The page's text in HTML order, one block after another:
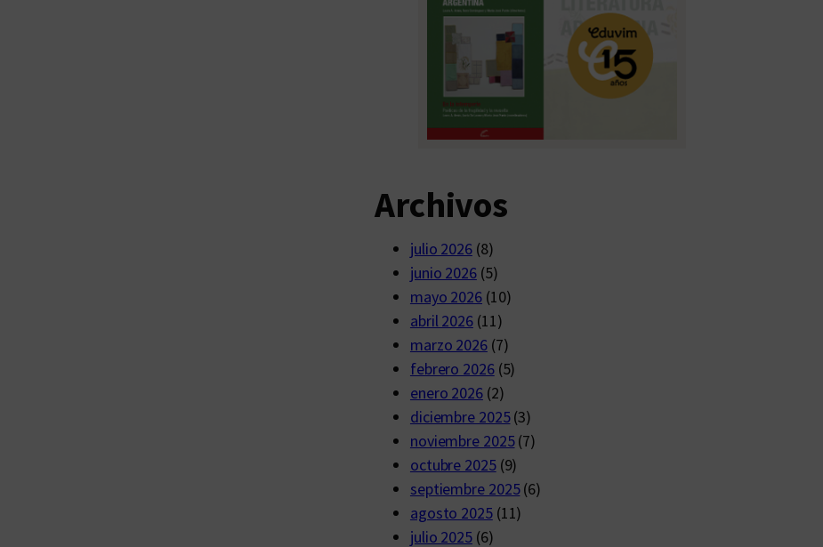
Archivos
julio 2026(8)
junio 2026(5)
mayo 2026 (10)
abril 2026(11)
marzo 2026(7)
febrero 2026(5)
enero 2026(2)
diciembre 2025(3)
noviembre 2025(7)
octubre 2025(9)
septiembre 2025(6)
agosto 2025(11)
julio 2025(6)